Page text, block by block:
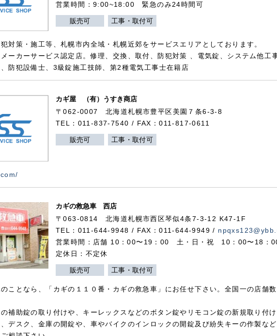
営業時間：9:00~18:00 緊急のみ24時間可
販売可 工事・取付可
対策・施工等、札幌市内全域・札幌近郊をサービスエリアとしております。
ーカーサービス認定店。修理、交換、取付、防犯対策 、電気錠、システム他工
防犯設備士、3級錠施工技師、第2種電気工事士在籍店
カギ屋 （有）うすき商店
〒062-0007 北海道札幌市豊平区美園７条6-3-8
TEL：011-837-7540 / FAX：011-817-0611
販売可 工事・取付可
カギの救急車 西店
〒063-0814 北海道札幌市西区琴似4条7-3-12 K47-1F
TEL：011-644-9948 / FAX：011-644-9949 /
営業時間：店舗 10：00〜19：00 土・日・祝 10：00〜18：
定休日：不定休
販売可 工事・取付可
ことなら、「カギの１１０番・カギの救急車」にお任せ下さい。全国一の店舗
補助錠の取り付けや、キーレックスなどのボタン錠やリモコン錠の新規取り付
デスク、金庫の開錠や、車やバイクのインロックの開錠及び紛失キーの作製な